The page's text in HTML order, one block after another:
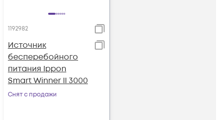
1192982
Источник
бесперебойного
питания Ippon
Smart Winner II 3000
Снят с продажи